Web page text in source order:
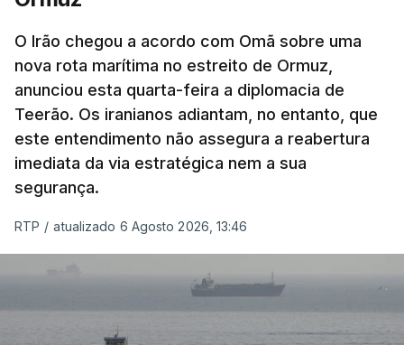
militar deverá ficar nos 60 por cento de
território de Gaza que Israel controla e a cerca
de 1,5 quilómetros da fronteira com Israel.
Permite, desta forma, uma extração rápida em
caso de ataque.
Segundo um funcionário do Conselho de Paz, a
organização está na “fase final de preparação de
O Irão chegou a acordo com Omã sobre uma
nova rota marítima no estreito de Ormuz,
anunciou esta quarta-feira a diplomacia de
Teerão. Os iranianos adiantam, no entanto, que
este entendimento não assegura a reabertura
imediata da via estratégica nem a sua
segurança.
RTP / atualizado 6 Agosto 2026, 13:46